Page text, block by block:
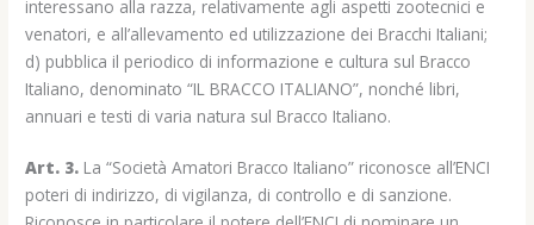
interessano alla razza, relativamente agli aspetti zootecnici e
venatori, e all’allevamento ed utilizzazione dei Bracchi Italiani;
d) pubblica il periodico di informazione e cultura sul Bracco
Italiano, denominato “IL BRACCO ITALIANO”, nonché libri,
annuari e testi di varia natura sul Bracco Italiano.
Art. 3. La “Società Amatori Bracco Italiano” riconosce all’ENCI
poteri di indirizzo, di vigilanza, di controllo e di sanzione.